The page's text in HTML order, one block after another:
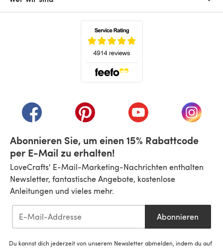
(öffnet sich in einem neuen Tab)
(öffnet sich in einem neuen Tab)
(öffnet sich in einem
(öffnet
Abonnieren Sie, um einen 15% Rabattcode
per E-Mail zu erhalten!
LoveCrafts' E-Mail-Marketing-Nachrichten enthalten
Newsletter, fantastische Angebote, kostenlose
Anleitungen und vieles mehr.
Abonnieren
Du kannst dich jederzeit von unserem Newsletter abmelden, indem du auf